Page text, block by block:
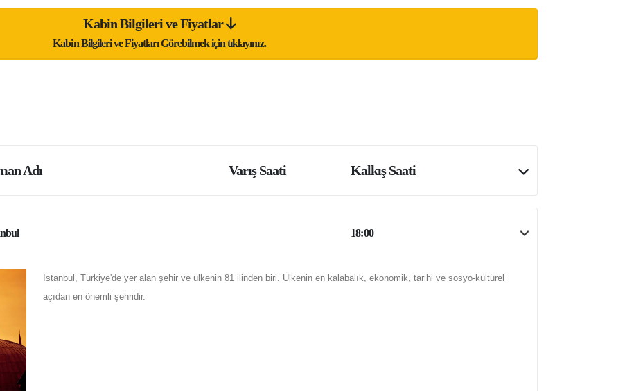
Kabin Bilgileri ve Fiyatlar
Kabin Bilgileri ve Fiyatları Görebilmek için tıklayınız.
Adı Varış Saati Kalkış Saati
18:00
İstanbul, Türkiye'de yer alan şehir ve ülkenin 81 ilinden biri. Ülkenin en kalabalık, ekonomik, tarihi ve sosyo-kültürel
açıdan en önemli şehridir.